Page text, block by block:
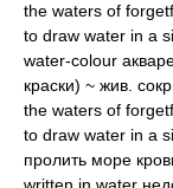
the waters of
to draw water in a
water-colour
краски) ~ жив.
the waters of
to draw water in a
пролить море